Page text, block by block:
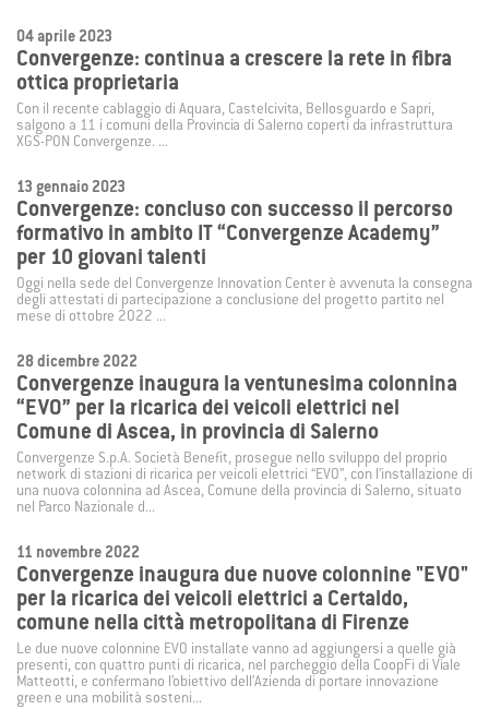
04 aprile 2023
Convergenze: continua a crescere la rete in fibra
ottica proprietaria
Con il recente cablaggio di Aquara, Castelcivita, Bellosguardo e Sapri,
salgono a 11 i comuni della Provincia di Salerno coperti da infrastruttura
XGS-PON Convergenze. ...
13 gennaio 2023
Convergenze: concluso con successo il percorso
formativo in ambito IT “Convergenze Academy”
per 10 giovani talenti
Oggi nella sede del Convergenze Innovation Center è avvenuta la consegna
degli attestati di partecipazione a conclusione del progetto partito nel
mese di ottobre 2022 ...
28 dicembre 2022
Convergenze inaugura la ventunesima colonnina
“EVO” per la ricarica dei veicoli elettrici nel
Comune di Ascea, in provincia di Salerno
Convergenze S.p.A. Società Benefit, prosegue nello sviluppo del proprio
network di stazioni di ricarica per veicoli elettrici “EVO”, con l’installazione di
una nuova colonnina ad Ascea, Comune della provincia di Salerno, situato
nel Parco Nazionale d...
11 novembre 2022
Convergenze inaugura due nuove colonnine "EVO"
per la ricarica dei veicoli elettrici a Certaldo,
comune nella città metropolitana di Firenze
Le due nuove colonnine EVO installate vanno ad aggiungersi a quelle già
presenti, con quattro punti di ricarica, nel parcheggio della CoopFi di Viale
Matteotti, e confermano l’obiettivo dell’Azienda di portare innovazione
green e una mobilità sosteni...